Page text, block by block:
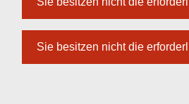
Sie besitzen nicht die